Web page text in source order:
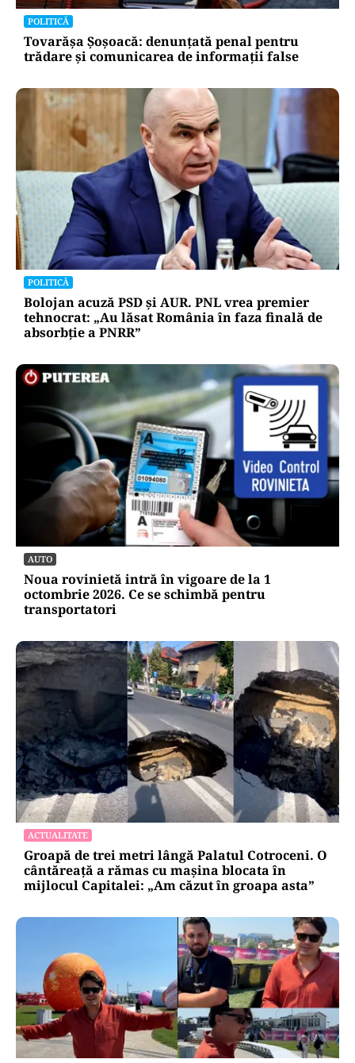
POLITICĂ
Tovarășa Șoșoacă: denunțată penal pentru
trădare și comunicarea de informații false
POLITICĂ
Bolojan acuză PSD și AUR. PNL vrea premier
tehnocrat: „Au lăsat România în faza finală de
absorbţie a PNRR”
AUTO
Noua rovinietă intră în vigoare de la 1
octombrie 2026. Ce se schimbă pentru
transportatori
ACTUALITATE
Groapă de trei metri lângă Palatul Cotroceni. O
cântăreață a rămas cu mașina blocata în
mijlocul Capitalei: „Am căzut în groapa asta”